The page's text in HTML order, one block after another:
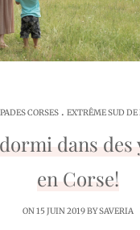
CORSES. EXTRÊME SUD DE
dans des
en Corse!
ON 15 JUIN 2019 BYSAVERIA